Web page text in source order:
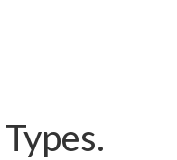
Types.